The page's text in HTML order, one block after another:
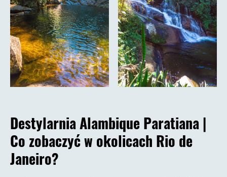
Destylarnia Alambique Paratiana |
Co zobaczyć w okolicach Rio de
Janeiro?